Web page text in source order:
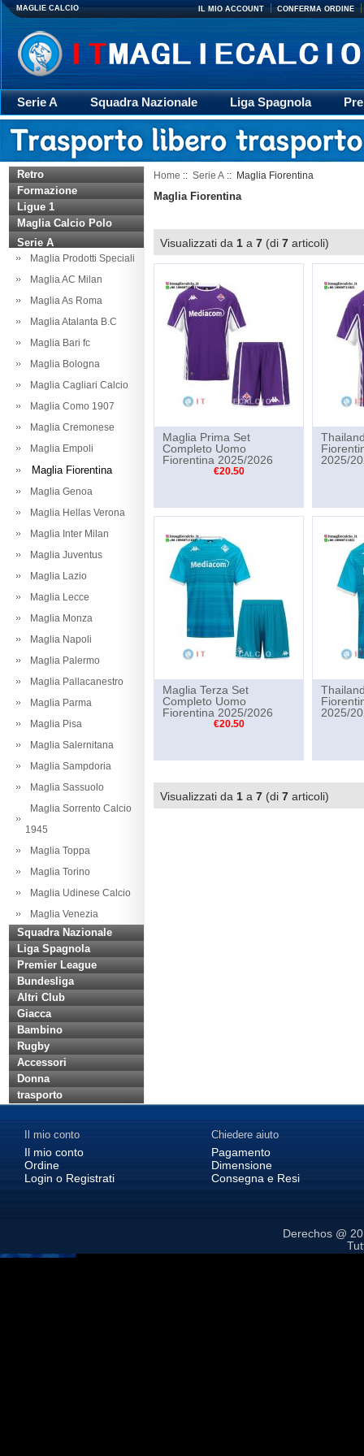
MAGLIE CALCIO IL MIO ACCOUNT CONFERMA ORDINE
Serie A Squadra Nazionale Liga Spagnola
Giacca
Rugby trasporto Retro
Retro
Formazione
Ligue 1
Maglia Calcio Polo
Serie A
Maglia Prodotti Speciali
Maglia AC Milan
Maglia As Roma
Maglia Atalanta B.C
Maglia Bari fc
Maglia Bologna
Maglia Cagliari Calcio
Maglia Como 1907
Maglia Cremonese
Maglia Empoli
Maglia Fiorentina
Maglia Genoa
Maglia Hellas Verona
Maglia Inter Milan
Maglia Juventus
Maglia Lazio
Maglia Lecce
Maglia Monza
Maglia Napoli
Maglia Palermo
Maglia Pallacanestro
Maglia Parma
Maglia Pisa
Maglia Salernitana
Maglia Sampdoria
Maglia Sassuolo
Maglia Sorrento Calcio
1945
Maglia Toppa
Maglia Torino
Maglia Udinese Calcio
Maglia Venezia
Squadra Nazionale
Liga Spagnola
Premier League
Bundesliga
Altri Club
Giacca
Bambino
Rugby
Accessori
Donna
trasporto
Home :: Serie A :: Maglia Fiorentina
Maglia Fiorentina
Visualizzati da 1 a 7 (di 7 articoli)
Maglia Prima Set
Completo Uomo
Fiorentina 2025/2026
€20.50
2025/
Maglia Terza Set
Completo Uomo
Fiorentina 2025/2026
€20.50
2025/
Visualizzati da 1 a 7 (di 7 articoli)
Il mio conto
Il mio conto
Ordine
Login o Registrati
Chiedere aiuto
Pagamento
Dimensione
Consegna e Resi
Derechos @